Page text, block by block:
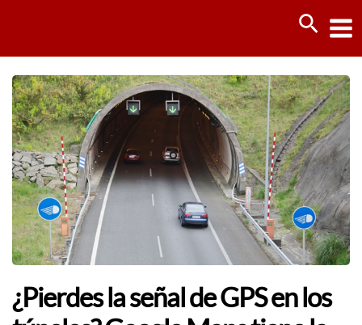
¿Pierdes la señal de GPS en los